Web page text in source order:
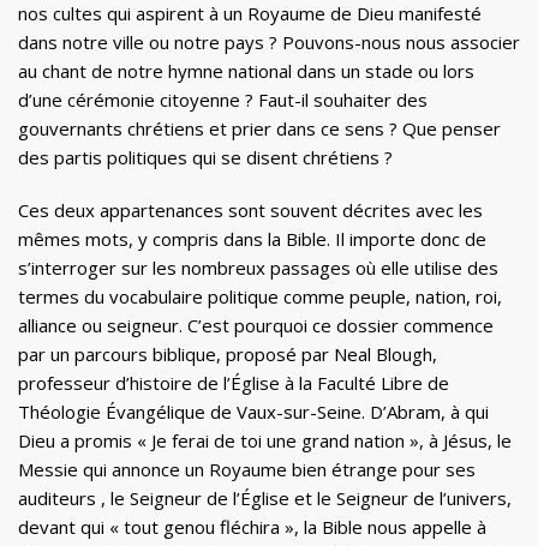
nos cultes qui aspirent à un Royaume de Dieu manifesté
dans notre ville ou notre pays ? Pouvons-nous nous associer
au chant de notre hymne national dans un stade ou lors
d’une cérémonie citoyenne ? Faut-il souhaiter des
gouvernants chrétiens et prier dans ce sens ? Que penser
des partis politiques qui se disent chrétiens ?
Ces deux appartenances sont souvent décrites avec les
mêmes mots, y compris dans la Bible. Il importe donc de
s’interroger sur les nombreux passages où elle utilise des
termes du vocabulaire politique comme peuple, nation, roi,
alliance ou seigneur. C’est pourquoi ce dossier commence
par un parcours biblique, proposé par Neal Blough,
professeur d’histoire de l’Église à la Faculté Libre de
Théologie Évangélique de Vaux-sur-Seine. D’Abram, à qui
Dieu a promis « Je ferai de toi une grand nation », à Jésus, le
Messie qui annonce un Royaume bien étrange pour ses
auditeurs , le Seigneur de l’Église et le Seigneur de l’univers,
devant qui « tout genou fléchira », la Bible nous appelle à